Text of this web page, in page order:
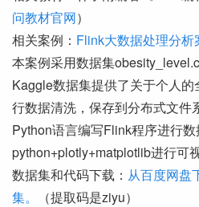
问教材官网）
相关案例： Flink大数据处理分析
本案例采用数据集
Kaggle数据集提供了关于个人
行数据清洗，保存到分布式文件
Python语言编写Flink程序进行
python+plotly+matplotlib进行可视
数据集和代码下载： 从百度网盘
集。
（提取码是ziyu）